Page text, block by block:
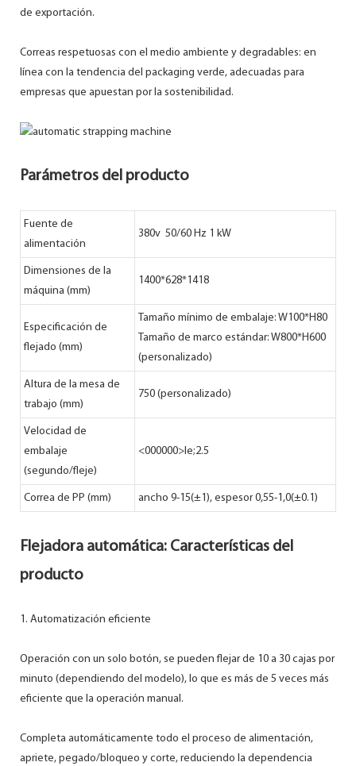
de exportación.
Correas respetuosas con el medio ambiente y degradables: en
línea con la tendencia del packaging verde, adecuadas para
empresas que apuestan por la sostenibilidad.
Parámetros del producto
Fuente de
alimentación
380v 50/60 Hz 1 kW
Dimensiones de la
máquina (mm)
1400*628*1418
Especificación de
flejado (mm)
Tamaño mínimo de embalaje: W100*H80
Tamaño de marco estándar: W800*H600
(personalizado)
Altura de la mesa de
trabajo (mm)
750 (personalizado)
Velocidad de
embalaje
(segundo/fleje)
<000000>le;2.5
Correa de PP (mm) ancho 9-15(±1), espesor 0,55-1,0(±0.1)
Flejadora automática: Características del
producto
1. Automatización eficiente
Operación con un solo botón, se pueden flejar de 10 a 30 cajas por
minuto (dependiendo del modelo), lo que es más de 5 veces más
eficiente que la operación manual.
Completa automáticamente todo el proceso de alimentación,
apriete, pegado/bloqueo y corte, reduciendo la dependencia